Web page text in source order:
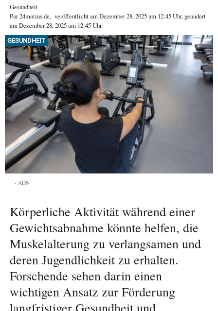
Gesundheit
Par24matins.de, veröffentlicht amDezember 28, 2025um 12:45 Uhr, geändert
am Dezember 28, 2025 um 12:45 Uhr.
GESUNDHEIT
ADN
Körperliche Aktivität während einer
Gewichtsabnahme könnte helfen, die
Muskelalterung zu verlangsamen und
deren Jugendlichkeit zu erhalten.
Forschende sehen darin einen
wichtigen Ansatz zur Förderung
langfristiger Gesundheit und